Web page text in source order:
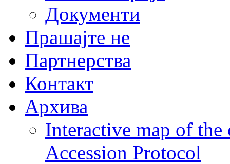
Документи
Прашајте не
Партнерства
Контакт
Архива
Interactive map of
Accession Protocol